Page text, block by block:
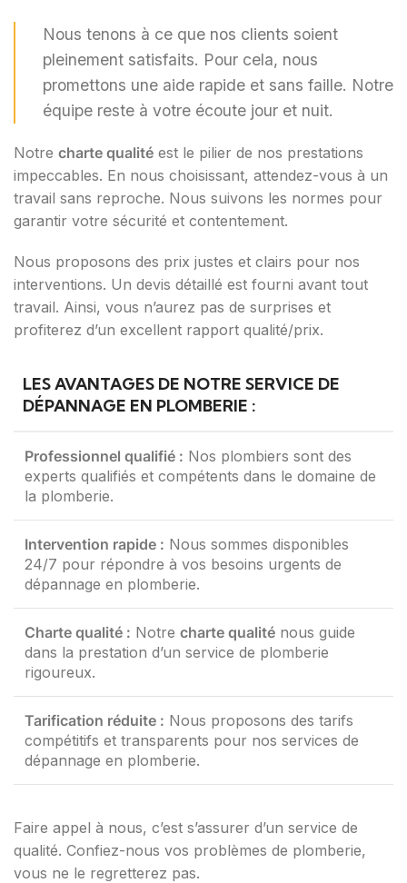
Nous tenons à ce que nos clients soient
pleinement satisfaits. Pour cela, nous
promettons une aide rapide et sans faille. Notre
équipe reste à votre écoute jour et nuit.
Notre charte qualité est le pilier de nos prestations
impeccables. En nous choisissant, attendez-vous à un
travail sans reproche. Nous suivons les normes pour
garantir votre sécurité et contentement.
Nous proposons des prix justes et clairs pour nos
interventions. Un devis détaillé est fourni avant tout
travail. Ainsi, vous n’aurez pas de surprises et
profiterez d’un excellent rapport qualité/prix.
LES AVANTAGES DE NOTRE SERVICE DE
DÉPANNAGE EN PLOMBERIE :
Professionnel qualifié : Nos plombiers sont des
experts qualifiés et compétents dans le domaine de
la plomberie.
Intervention rapide : Nous sommes disponibles
24/7 pour répondre à vos besoins urgents de
dépannage en plomberie.
Charte qualité : Notre charte qualité nous guide
dans la prestation d’un service de plomberie
rigoureux.
Tarification réduite : Nous proposons des tarifs
compétitifs et transparents pour nos services de
dépannage en plomberie.
Faire appel à nous, c’est s’assurer d’un service de
qualité. Confiez-nous vos problèmes de plomberie,
vous ne le regretterez pas.